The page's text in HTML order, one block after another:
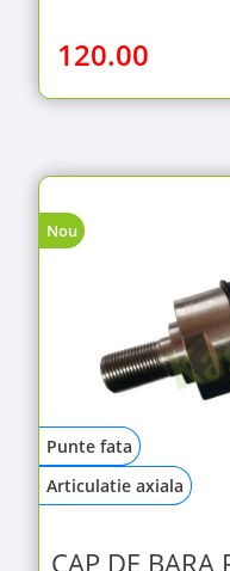
120.00
Nou
Punte fata
Articulatie axiala
CAP DE